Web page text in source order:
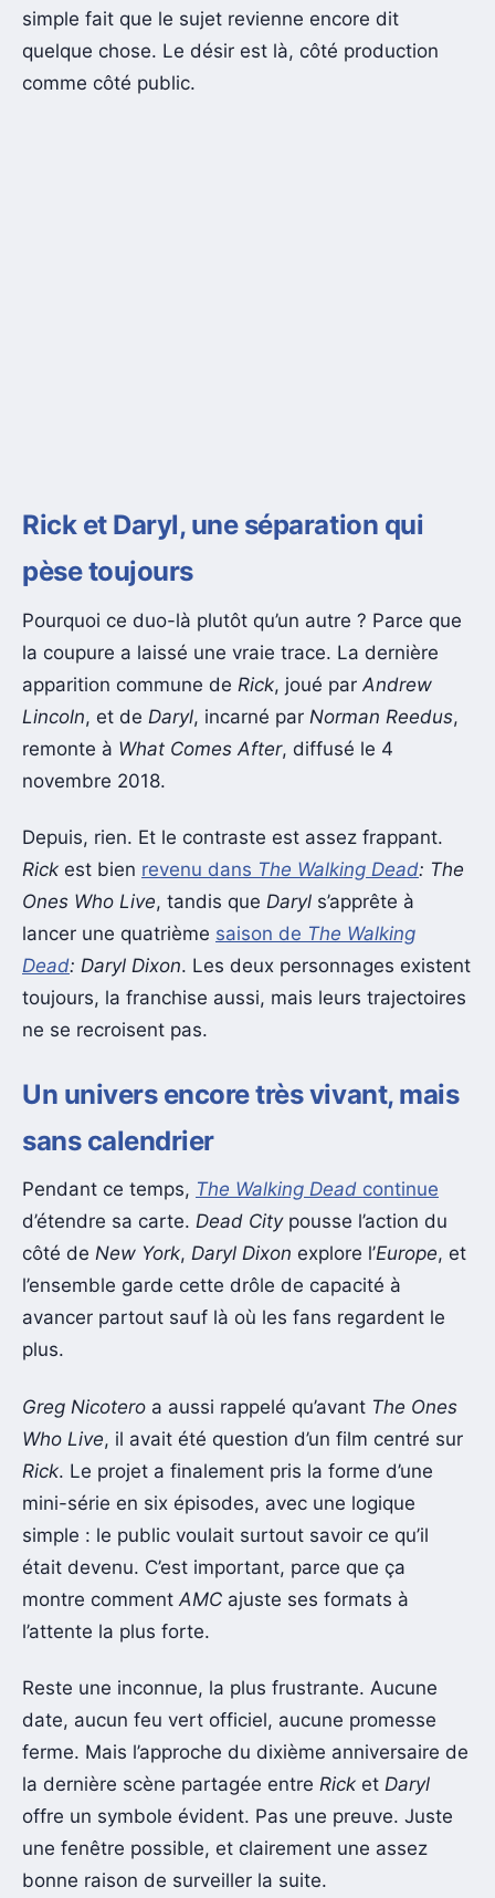
simple fait que le sujet revienne encore dit
quelque chose. Le désir est là, côté production
comme côté public.
Rick et Daryl, une séparation qui
pèse toujours
Pourquoi ce duo-là plutôt qu’un autre ? Parce que
la coupure a laissé une vraie trace. La dernière
apparition commune de Rick, joué par Andrew
Lincoln, et de Daryl, incarné par Norman Reedus,
remonte à What Comes After, diffusé le 4
novembre 2018.
Depuis, rien. Et le contraste est assez frappant.
Rick est bien revenu dans The Walking Dead: The
Ones Who Live, tandis que Daryl s’apprête à
lancer une quatrième saison de The Walking
Dead: Daryl Dixon. Les deux personnages existent
toujours, la franchise aussi, mais leurs trajectoires
ne se recroisent pas.
Un univers encore très vivant, mais
sans calendrier
Pendant ce temps, The Walking Dead continue
d’étendre sa carte. Dead Citypousse l’action du
côté de New York, Daryl Dixon explore l’Europe, et
l’ensemble garde cette drôle de capacité à
avancer partout sauf là où les fans regardent le
plus.
Greg Nicotero a aussi rappelé qu’avant The Ones
Who Live, il avait été question d’un film centré sur
Rick. Le projet a finalement pris la forme d’une
mini-série en six épisodes, avec une logique
simple : le public voulait surtout savoir ce qu’il
était devenu. C’est important, parce que ça
montre comment AMC ajuste ses formats à
l’attente la plus forte.
Reste une inconnue, la plus frustrante. Aucune
date, aucun feu vert officiel, aucune promesse
ferme. Mais l’approche du dixième anniversaire de
la dernière scène partagée entre Rick et Daryl
offre un symbole évident. Pas une preuve. Juste
une fenêtre possible, et clairement une assez
bonne raison de surveiller la suite.